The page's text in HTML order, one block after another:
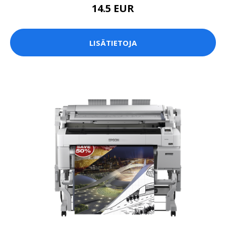
14.5 EUR
LISÄTIETOJA